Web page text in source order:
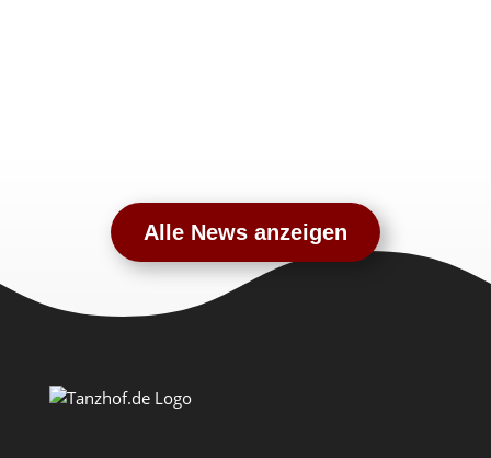
Alle News anzeigen